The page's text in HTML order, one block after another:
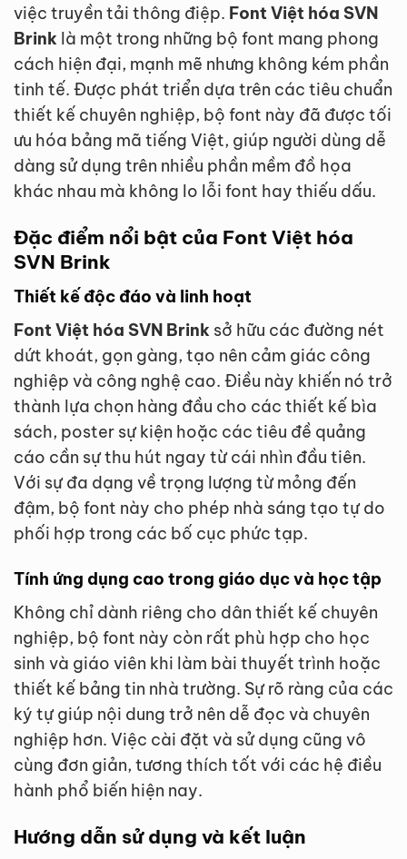
việc truyền tải thông điệp. Font Việt hóa SVN
Brink là một trong những bộ font mang phong
cách hiện đại, mạnh mẽ nhưng không kém phần
tinh tế. Được phát triển dựa trên các tiêu chuẩn
thiết kế chuyên nghiệp, bộ font này đã được tối
ưu hóa bảng mã tiếng Việt, giúp người dùng dễ
dàng sử dụng trên nhiều phần mềm đồ họa
khác nhau mà không lo lỗi font hay thiếu dấu.
Đặc điểm nổi bật của Font Việt hóa
SVN Brink
Thiết kế độc đáo và linh hoạt
Font Việt hóa SVN Brink sở hữu các đường nét
dứt khoát, gọn gàng, tạo nên cảm giác công
nghiệp và công nghệ cao. Điều này khiến nó trở
thành lựa chọn hàng đầu cho các thiết kế bìa
sách, poster sự kiện hoặc các tiêu đề quảng
cáo cần sự thu hút ngay từ cái nhìn đầu tiên.
Với sự đa dạng về trọng lượng từ mỏng đến
đậm, bộ font này cho phép nhà sáng tạo tự do
phối hợp trong các bố cục phức tạp.
Tính ứng dụng cao trong giáo dục và học tập
Không chỉ dành riêng cho dân thiết kế chuyên
nghiệp, bộ font này còn rất phù hợp cho học
sinh và giáo viên khi làm bài thuyết trình hoặc
thiết kế bảng tin nhà trường. Sự rõ ràng của các
ký tự giúp nội dung trở nên dễ đọc và chuyên
nghiệp hơn. Việc cài đặt và sử dụng cũng vô
cùng đơn giản, tương thích tốt với các hệ điều
hành phổ biến hiện nay.
Hướng dẫn sử dụng và kết luận